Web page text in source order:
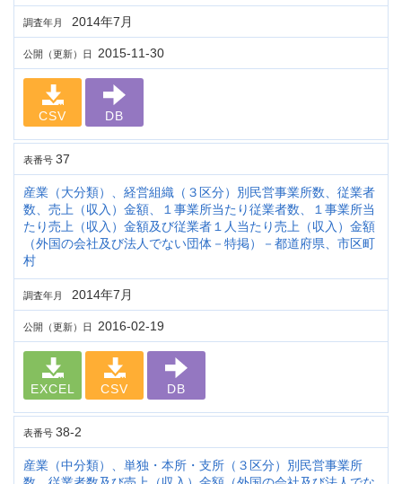
調査年月 2014年7月
公開（更新）日 2015-11-30
CSV DB
表番号 37
産業（大分類）、経営組織（３区分）別民営事業所数、従業者
数、売上（収入）金額、１事業所当たり従業者数、１事業所当
たり売上（収入）金額及び従業者１人当たり売上（収入）金額
（外国の会社及び法人でない団体－特掲）－都道府県、市区町
村
調査年月 2014年7月
公開（更新）日 2016-02-19
EXCEL CSV DB
表番号 38-2
産業（中分類）、単独・本所・支所（３区分）別民営事業所